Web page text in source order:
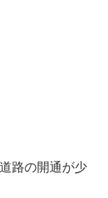
路の開通が少